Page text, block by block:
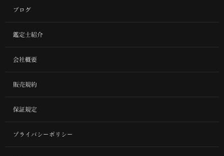
ブログ
鑑定士紹介
会社概要
販売規約
保証規定
プライバシーポリシー